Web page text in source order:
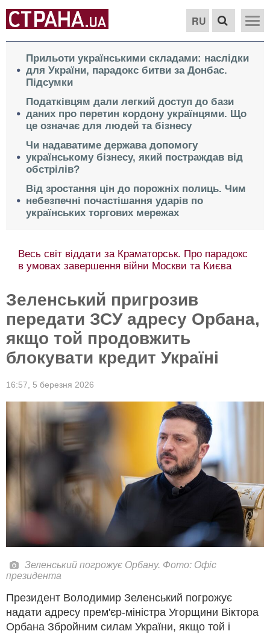
RU
Прильоти українськими складами: наслідки
для України, парадокс битви за Донбас.
Підсумки
Податківцям дали легкий доступ до бази
даних про перетин кордону українцями. Що
це означає для людей та бізнесу
Чи надаватиме держава допомогу
українському бізнесу, який постраждав від
обстрілів?
Від зростання цін до порожніх полиць. Чим
небезпечні почастішання ударів по
українських торгових мережах
Весь світ віддати за Краматорськ. Про парадокс
в умовах завершення війни Москви та Києва
Зеленський пригрозив
передати ЗСУ адресу Орбана,
якщо той продовжить
блокувати кредит Україні
16:57, 5 березня 2026
Зеленський погрожує Орбану. Фото: Офіс
президента
Президент Володимир Зеленський погрожує
надати адресу прем'єр-міністра Угорщини Віктора
Орбана Збройним силам України, якщо той і